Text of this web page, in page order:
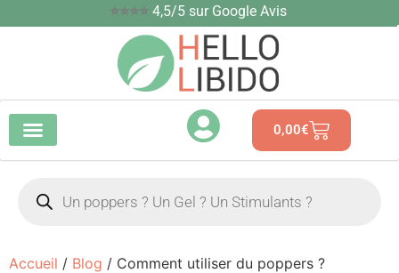
⭐⭐⭐⭐ 4,5/5 sur Google Avis
0,00€
Accueil / Blog / Comment utiliser du poppers ?